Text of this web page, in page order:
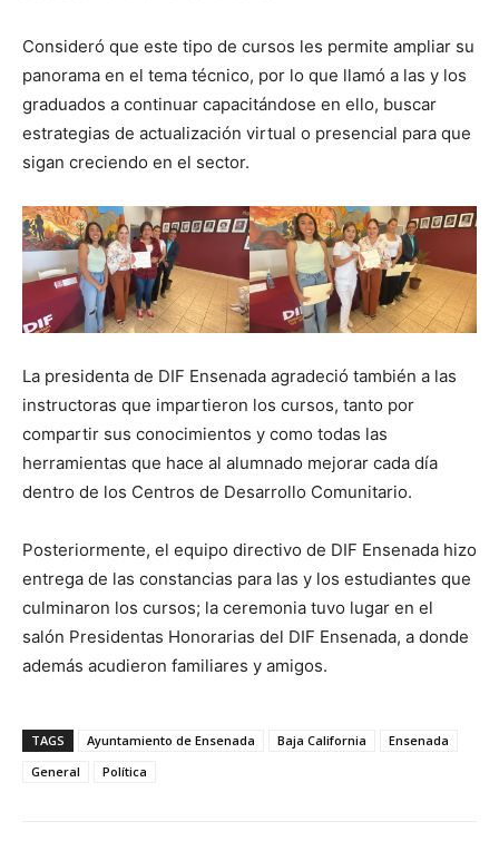
Consideró que este tipo de cursos les permite ampliar su
panorama en el tema técnico, por lo que llamó a las y los
graduados a continuar capacitándose en ello, buscar
estrategias de actualización virtual o presencial para que
sigan creciendo en el sector.
La presidenta de DIF Ensenada agradeció también a las
instructoras que impartieron los cursos, tanto por
compartir sus conocimientos y como todas las
herramientas que hace al alumnado mejorar cada día
dentro de los Centros de Desarrollo Comunitario.
Posteriormente, el equipo directivo de DIF Ensenada hizo
entrega de las constancias para las y los estudiantes que
culminaron los cursos; la ceremonia tuvo lugar en el
salón Presidentas Honorarias del DIF Ensenada, a donde
además acudieron familiares y amigos.
TAGS Ayuntamiento de Ensenada Baja California
Ensenada
General
Política